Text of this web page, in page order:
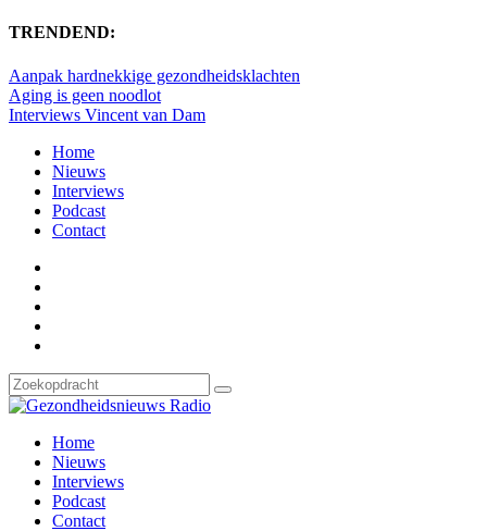
TRENDEND:
Aanpak hardnekkige gezondheidsklachten
Aging is geen noodlot
Interviews Vincent van Dam
Home
Nieuws
Interviews
Podcast
Contact
Home
Nieuws
Interviews
Podcast
Contact